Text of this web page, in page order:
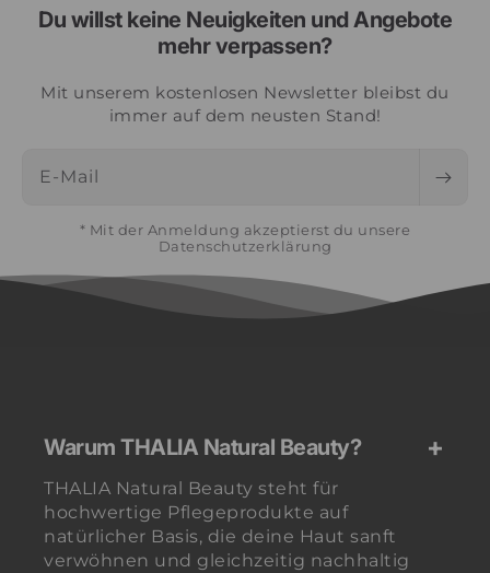
Du willst keine Neuigkeiten und Angebote
mehr verpassen?
Mit unserem kostenlosen Newsletter bleibst du
immer auf dem neusten Stand!
E-Mail
* Mit der Anmeldung akzeptierst du unsere
Datenschutzerklärung
Warum THALIA Natural Beauty?
THALIA Natural Beauty steht für
hochwertige Pflegeprodukte auf
natürlicher Basis, die deine Haut sanft
verwöhnen und gleichzeitig nachhaltig